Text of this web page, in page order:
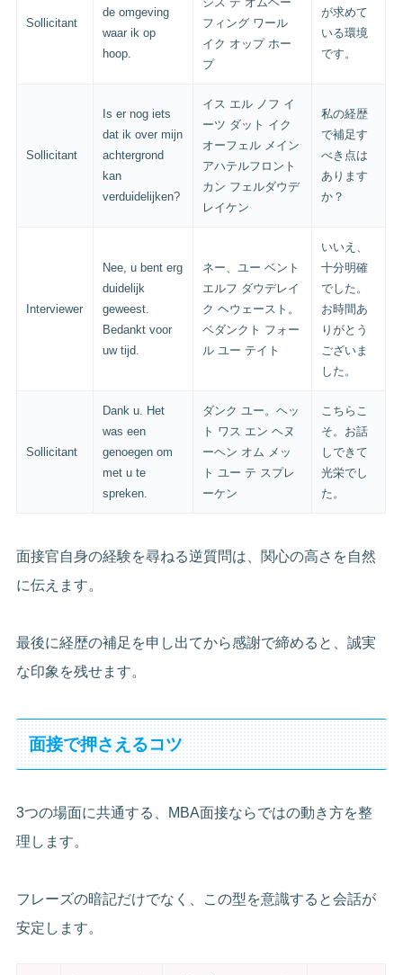
Sollicitant
de omgeving
waar ik op
hoop.
フィング ワール
イク オップ ホー
プ
が求めて
いる環境
です。
Sollicitant
Is er nog iets
dat ik over mijn
achtergrond
kan
verduidelijken?
イス エル ノフ イ
ーツ ダット イク
オーフェル メイン
アハテルフロント
カン フェルダウデ
レイケン
私の経歴
で補足す
べき点は
あります
か？
Interviewer
Nee, u bent erg
duidelijk
geweest.
Bedankt voor
uw tijd.
ネー、ユー ベント
エルフ ダウデレイ
ク ヘウェースト。
ベダンクト フォー
ル ユー テイト
いいえ、
十分明確
でした。
お時間あ
りがとう
ございま
した。
Sollicitant
Dank u. Het
was een
genoegen om
met u te
spreken.
ダンク ユー。ヘッ
ト ワス エン ヘヌ
ーヘン オム メッ
ト ユー テ スプレ
ーケン
こちらこ
そ。お話
しできて
光栄でし
た。
面接官自身の経験を尋ねる逆質問は、関心の高さを自然
に伝えます。
最後に経歴の補足を申し出てから感謝で締めると、誠実
な印象を残せます。
面接で押さえるコツ
3つの場面に共通する、MBA面接ならではの動き方を整
理します。
フレーズの暗記だけでなく、この型を意識すると会話が
安定します。